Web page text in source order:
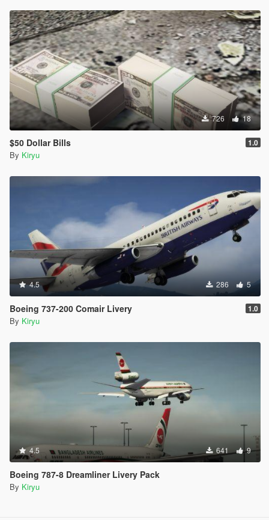
726 18
$50 Dollar Bills 1.0
By Kiryu
4.5 286 5
Boeing 737-200 Comair Livery 1.0
By Kiryu
4.5 641 9
Boeing 787-8 Dreamliner Livery Pack
By Kiryu